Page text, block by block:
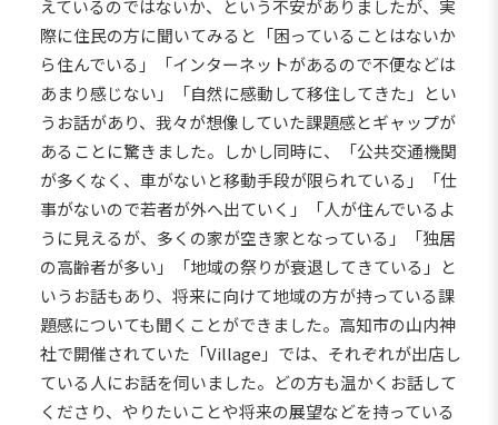
えているのではないか、という不安がありましたが、実
際に住民の方に聞いてみると「困っていることはないか
ら住んでいる」「インターネットがあるので不便などは
あまり感じない」「自然に感動して移住してきた」とい
うお話があり、我々が想像していた課題感とギャップが
あることに驚きました。しかし同時に、「公共交通機関
が多くなく、車がないと移動手段が限られている」「仕
事がないので若者が外へ出ていく」「人が住んでいるよ
うに見えるが、多くの家が空き家となっている」「独居
の高齢者が多い」「地域の祭りが衰退してきている」と
いうお話もあり、将来に向けて地域の方が持っている課
題感についても聞くことができました。高知市の山内神
社で開催されていた「Village」では、それぞれが出店し
ている人にお話を伺いました。どの方も温かくお話して
くださり、やりたいことや将来の展望などを持っている